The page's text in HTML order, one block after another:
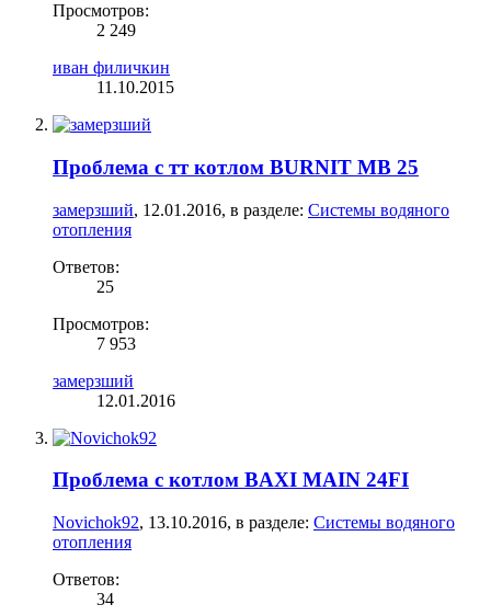
Просмотров:
2 249
иван филичкин
11.10.2015
Проблема с тт котлом BURNIT MB 25
замерзший, 12.01.2016, в разделе: Системы водяного
отопления
Ответов:
25
Просмотров:
7 953
замерзший
12.01.2016
Проблема с котлом BAXI MAIN 24FI
Novichok92, 13.10.2016, в разделе: Системы водяного
отопления
Ответов:
34